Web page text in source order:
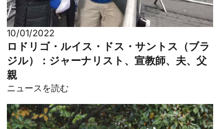
10/01/2022
ロドリゴ・ルイス・ドス・サントス（ブラ
ジル）：ジャーナリスト、宣教師、夫、父
親
ニュースを読む